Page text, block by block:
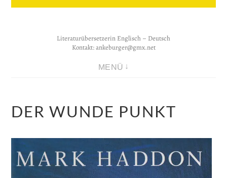
Literaturübersetzerin Englisch – Deutsch
Kontakt:ankeburger@gmx.net
MENÜ
DER WUNDE PUNKT